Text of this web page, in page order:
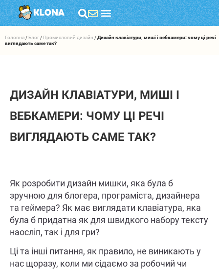
Головна / Блог / Промисловий дизайн /Дизайн клавіатури, миші і вебкамери: чому ці речі
виглядають саме так?
ДИЗАЙН КЛАВІАТУРИ, МИШІ І
ВЕБКАМЕРИ: ЧОМУ ЦІ РЕЧІ
ВИГЛЯДАЮТЬ САМЕ ТАК?
Як розробити дизайн мишки, яка була б
зручною для блогера, програміста, дизайнера
та геймера? Як має виглядати клавіатура, яка
була б придатна як для швидкого набору тексту
наосліп, так і для гри?
Ці та інші питання, як правило, не виникають у
нас щоразу, коли ми сідаємо за робочий чи